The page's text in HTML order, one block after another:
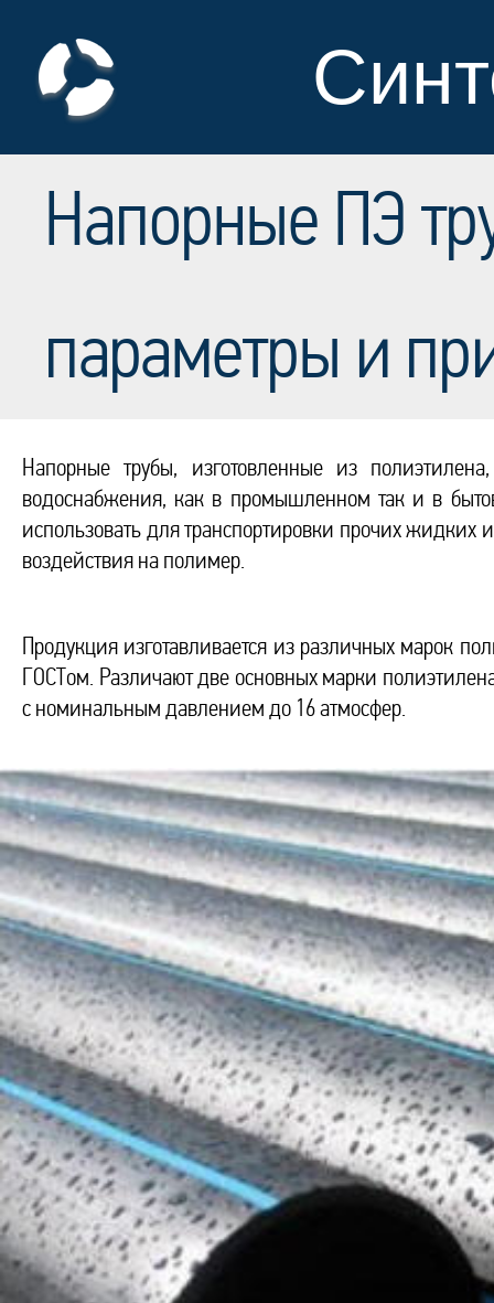
Напорные ПЭ
параметры и
Напорные трубы, изготовленные из
водоснабжения, как в промышленном так и в
использовать для транспортировки прочих жидких
воздействия на полимер.
Продукция изготавливается из различных марок
ГОСТом. Различают две основных марки
с номинальным давлением до 16 атмосфер.